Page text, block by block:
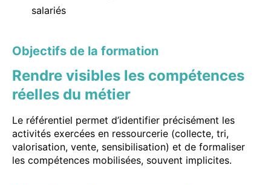
salariés
Objectifs de la formation
Rendre visibles les compétences
réelles du métier
Le référentiel permet d’identifier précisément les
activités exercées en ressourcerie (collecte, tri,
valorisation, vente, sensibilisation) et de formaliser
les compétences mobilisées, souvent implicites.